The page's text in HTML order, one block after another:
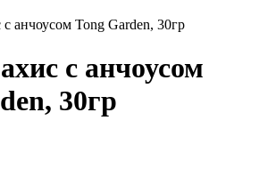
анчоусом Tong Garden, 30гр
с анчоусом
30гр